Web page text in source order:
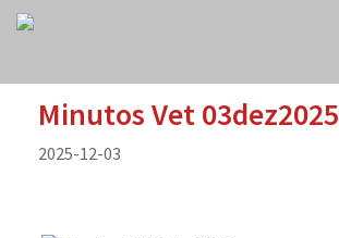
Minutos Vet 03dez2025
2025-12-03